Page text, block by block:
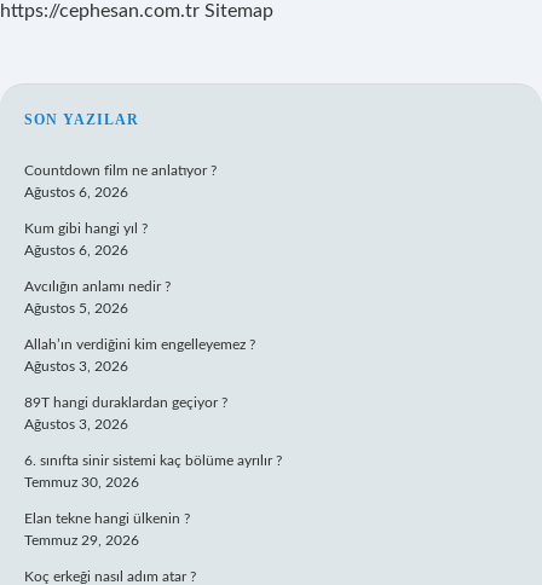
https://cephesan.com.tr Sitemap
SIDEBAR
SON YAZILAR
Countdown film ne anlatıyor ?
Ağustos 6, 2026
Kum gibi hangi yıl ?
Ağustos 6, 2026
Avcılığın anlamı nedir ?
Ağustos 5, 2026
Allah’ın verdiğini kim engelleyemez ?
Ağustos 3, 2026
89T hangi duraklardan geçiyor ?
Ağustos 3, 2026
6. sınıfta sinir sistemi kaç bölüme ayrılır ?
Temmuz 30, 2026
Elan tekne hangi ülkenin ?
Temmuz 29, 2026
Koç erkeği nasıl adım atar ?